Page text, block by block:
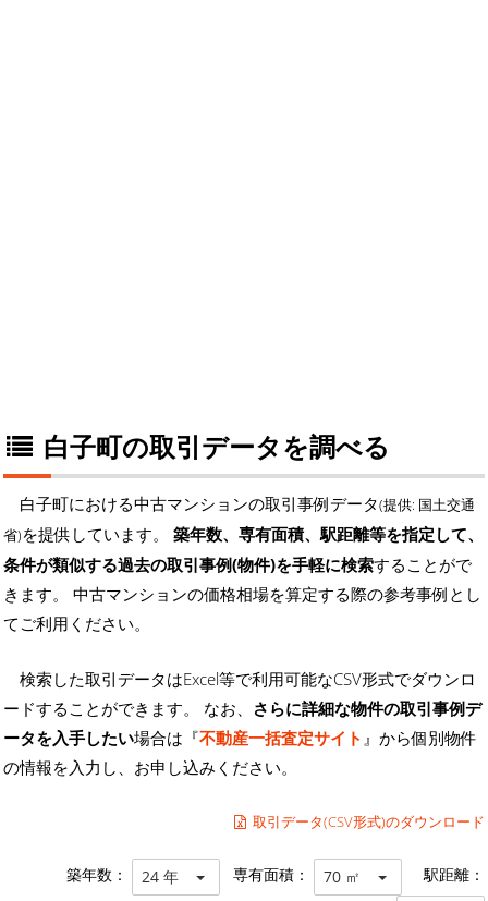
白子町の取引データを調べる
白子町における中古マンションの取引事例データ(提供: 国土交通
省)を提供しています。 築年数、専有面積、駅距離等を指定して、
条件が類似する過去の取引事例(物件)を手軽に検索することがで
きます。 中古マンションの価格相場を算定する際の参考事例とし
てご利用ください。
検索した取引データはExcel等で利用可能なCSV形式でダウンロ
ードすることができます。 なお、 さらに詳細な物件の取引事例デ
ータを入手したい場合は『不動産一括査定サイト 』から個別物件
の情報を入力し、お申し込みください。
取引データ(CSV形式)のダウンロード
築年数： 24 年 専有面積： 70 ㎡ 駅距離：